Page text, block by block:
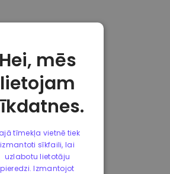
Hei, mēs
lietojam
tīmekļa vietnē tiek
izmantoti sīkfaili, lai
uzlabotu lietotāju
pieredzi. Izmantojot